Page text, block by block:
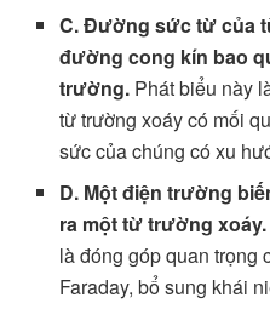
C. Đường sức từ của
đường cong kín bao
trường. Phát biểu này
từ trường xoáy có mối
sức của chúng có xu
D. Một điện trường
ra một từ trường xoáy.
là đóng góp quan trọng
Faraday, bổ sung khái